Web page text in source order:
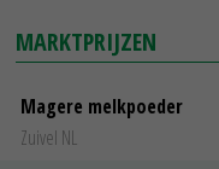
MARKTPRIJZEN
Magere melkpoeder
Zuivel NL